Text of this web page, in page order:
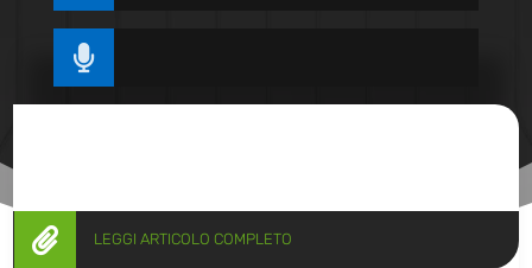

 LEGGI ARTICOLO COMPLETO